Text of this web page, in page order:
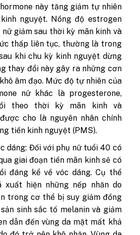
này tăng giảm tự nhiên
nguyệt. Nồng độ estrogen
giảm sau thời kỳ mãn kinh và
thấp liên tục, thường là trong
khi chu kỳ kinh nguyệt dừng
thay đổi này gây ra những cơn
âm đạo. Mức độ tự nhiên của
nữ khác là progesterone,
theo thời kỳ mãn kinh và
cho là nguyên nhân chính
tiền kinh nguyệt (PMS).
dáng: Đối với phụ nữ tuổi 40 có
giai đoạn tiền mãn kinh sẽ có
đáng kể về vóc dáng. Cụ thể
xuất hiện những nếp nhăn do
trong cơ thể bị suy giảm đồng
sinh sắc tố melanin và giảm
dẫn đến vùng da mặt mất khả